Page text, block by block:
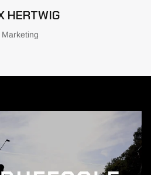
HERTWIG
Marketing